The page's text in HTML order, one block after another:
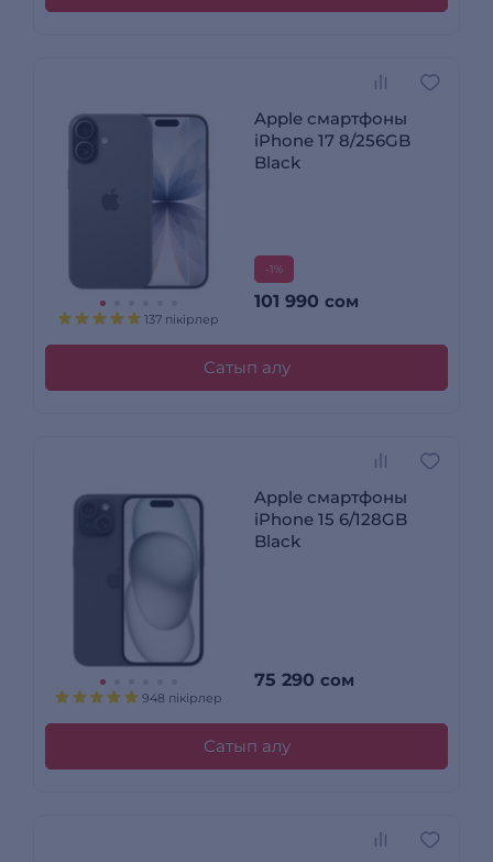
137 пікірлер
Apple смартфоны
iPhone 17 8/256GB
Black
-1%
101 990 сом
Сатып алу
948 пікірлер
Apple смартфоны
iPhone 15 6/128GB
Black
75 290 сом
Сатып алу